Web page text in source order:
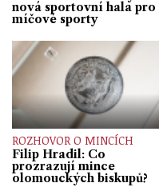
nová sportovní hala pro
míčové sporty
ROZHOVOR O MINCÍCH
Filip Hradil: Co
prozrazují mince
olomouckých biskupů?